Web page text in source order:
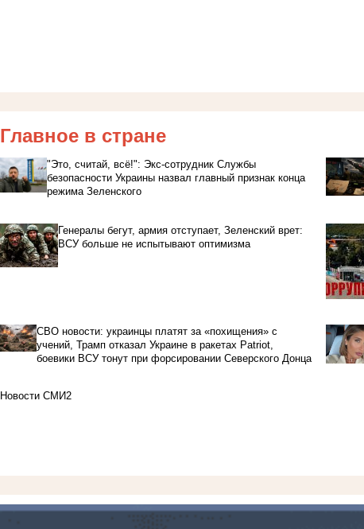
Главное в стране
"Это, считай, всё!": Экс-сотрудник Службы
безопасности Украины назвал главный признак конца
режима Зеленского
Генералы бегут, армия отступает, Зеленский врет:
ВСУ больше не испытывают оптимизма
СВО новости: украинцы платят за «похищения» с
учений, Трамп отказал Украине в ракетах Patriot,
боевики ВСУ тонут при форсировании Северского Донца
Новости СМИ2